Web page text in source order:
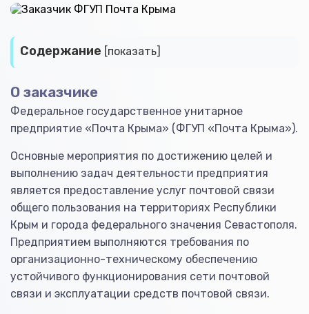
Содержание [показать]
О заказчике
Федеральное государственное унитарное
предприятие «Почта Крыма» (ФГУП «Почта Крыма»).
Основные мероприятия по достижению целей и
выполнению задач деятельности предприятия
является предоставление услуг почтовой связи
общего пользования на территориях Республики
Крым и города федерального значения Севастополя.
Предприятием выполняются требования по
организационно-техническому обеспечению
устойчивого функционирования сети почтовой
связи и эксплуатации средств почтовой связи.